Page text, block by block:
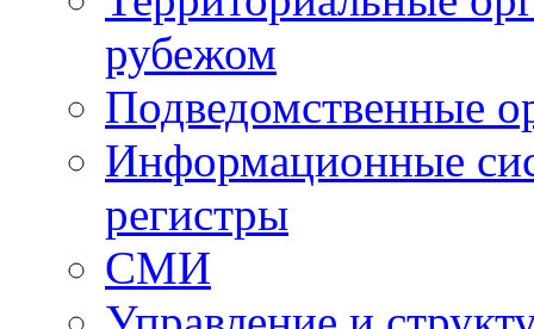
рубежом
Подведомственные
Информационные
регистры
СМИ